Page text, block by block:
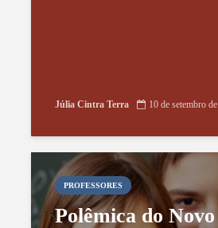
Júlia Cintra Terra 10 de setembro
PROFESSORES
Polêmica do